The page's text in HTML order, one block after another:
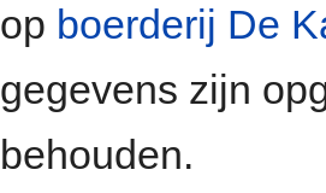
op boerderij De
gegevens zijn
behouden.